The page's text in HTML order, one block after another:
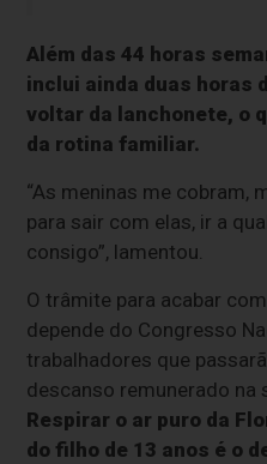
Além das 44 horas
inclui ainda duas horas
voltar da lanchonete, o
da rotina familiar.
“As meninas me cobram,
para sair com elas, ir a
consigo”, lamentou.
O trâmite para acabar
depende do Congresso
trabalhadores que
descanso remunerado na
Respirar o ar puro da
do filho de 13 anos é o